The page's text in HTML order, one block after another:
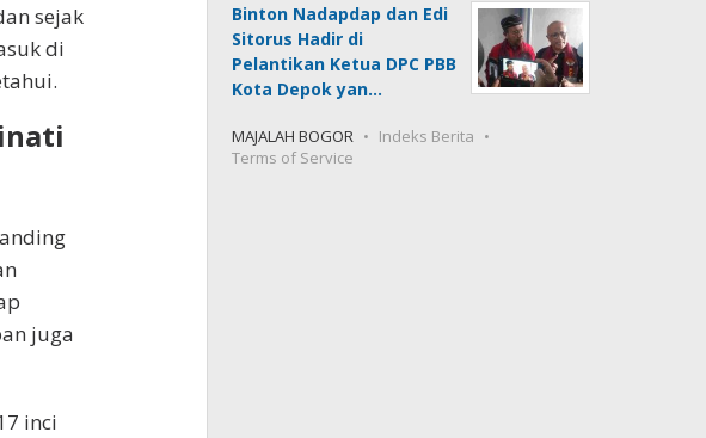
sejak
di
juga
inci
Binton Nadapdap dan Edi
Sitorus Hadir di
Pelantikan Ketua DPC PBB
Kota Depok yan…
MAJALAH BOGOR
Indeks Berita
Terms of Service